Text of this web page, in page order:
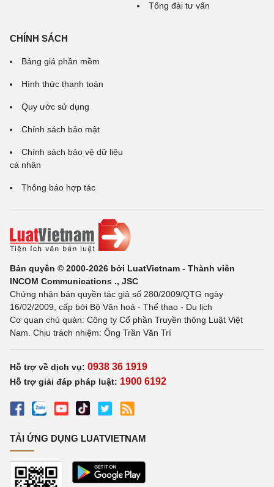
Tổng đài tư vấn
CHÍNH SÁCH
Bảng giá phần mềm
Hình thức thanh toán
Quy ước sử dụng
Chính sách bảo mật
Chính sách bảo vệ dữ liệu
cá nhân
Thông báo hợp tác
Bản quyền © 2000-2026 bởi LuatVietnam - Thành viên
INCOM Communications ., JSC
Chứng nhận bản quyền tác giả số 280/2009/QTG ngày
16/02/2009, cấp bởi Bộ Văn hoá - Thể thao - Du lịch
Cơ quan chủ quản: Công ty Cổ phần Truyền thông Luật Việt
Nam. Chịu trách nhiệm: Ông Trần Văn Trí
Hỗ trợ về dịch vụ: 0938 36 1919
Hỗ trợ giải đáp pháp luật: 1900 6192
TẢI ỨNG DỤNG LUATVIETNAM